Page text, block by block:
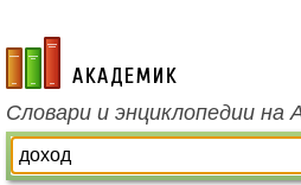
academic.ru
Словари и энциклопедии на